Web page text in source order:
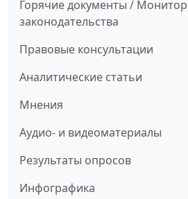
Горячие документы /
законодательства
Правовые консультации
Аналитические статьи
Мнения
Аудио- и видеоматериалы
Результаты опросов
Инфографика